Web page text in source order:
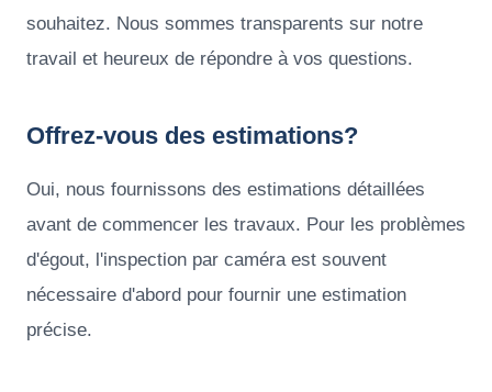
souhaitez. Nous sommes transparents sur notre
travail et heureux de répondre à vos questions.
Offrez-vous des estimations?
Oui, nous fournissons des estimations détaillées
avant de commencer les travaux. Pour les problèmes
d'égout, l'inspection par caméra est souvent
nécessaire d'abord pour fournir une estimation
précise.